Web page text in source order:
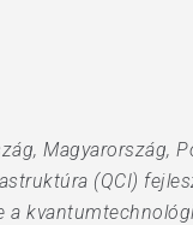
Magyarország,
(QCI)
a